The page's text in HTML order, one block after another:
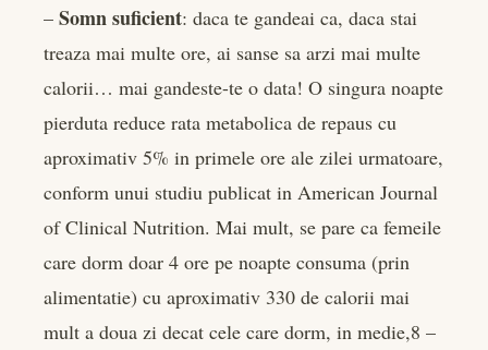
– Somn suficient: daca te gandeai ca, daca stai
treaza mai multe ore, ai sanse sa arzi mai multe
calorii… mai gandeste-te o data! O singura noapte
pierduta reduce rata metabolica de repaus cu
aproximativ 5% in primele ore ale zilei urmatoare,
conform unui studiu publicat in American Journal
of Clinical Nutrition. Mai mult, se pare ca femeile
care dorm doar 4 ore pe noapte consuma (prin
alimentatie) cu aproximativ 330 de calorii mai
mult a doua zi decat cele care dorm, in medie,8 –